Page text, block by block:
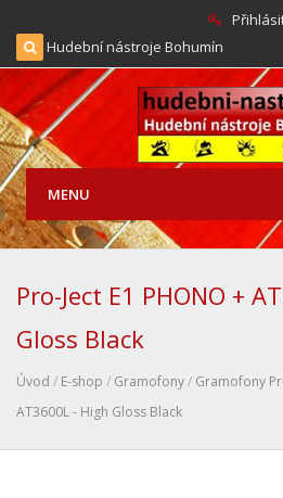
Hudební nástroje Bohumín
MENU
Pro-Ject E1 PHONO +
Gloss Black
Úvod / E-shop / Gramofony/ Gramofony
AT3600L - High Gloss Black